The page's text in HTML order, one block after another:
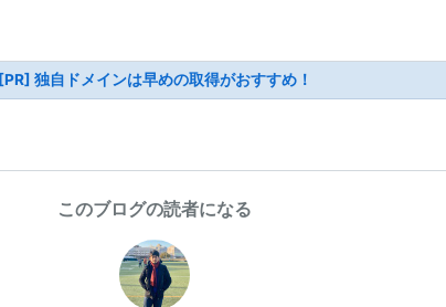
[PR] 独自ドメインは早めの取得がおすすめ！
このブログの読者になる